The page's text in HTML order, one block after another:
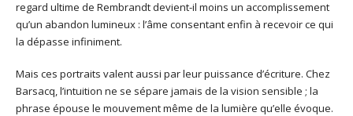
regard ultime de Rembrandt devient-il moins un accomplissement
qu’un abandon lumineux : l’âme consentant enfin à recevoir ce qui
la dépasse infiniment.
Mais ces portraits valent aussi par leur puissance d’écriture. Chez
Barsacq, l’intuition ne se sépare jamais de la vision sensible ; la
phrase épouse le mouvement même de la lumière qu’elle évoque.